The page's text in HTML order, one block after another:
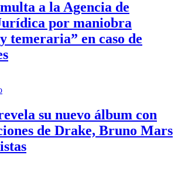
a la Agencia de
por maniobra
temeraria” en caso de
su nuevo álbum con
de Drake, Bruno Mars